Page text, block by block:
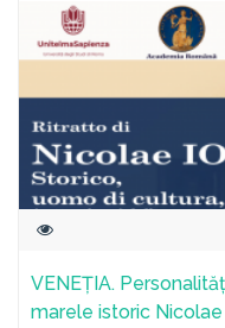
VENEȚIA.
marele istoric